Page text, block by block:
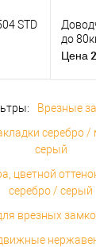
STD
до
Цена
Врезные
серебро /
серый
цветной
серебро / серый
врезных